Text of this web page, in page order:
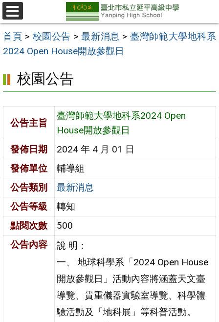
跳
至
主
要
區
選
單
首頁 > 校園公告 >最新消息 > 臺灣師範大學地科系
2024 Open House開放參觀日
校園公告
公告主旨
臺灣師範大學地科系2024 Open
House開放參觀日
發佈日期
2024 年 4 月 01 日
發佈單位
輔導組
公告類別
最新消息
公告等級
轉知
點閱次數
500
公告內容
說 明：
一、 地球科學系「2024 Open House
開放參觀日」活動內容將涵蓋天文臺
導覽、貴重儀器實驗室導覽、科學體
驗活動及「地科展」等科普活動。